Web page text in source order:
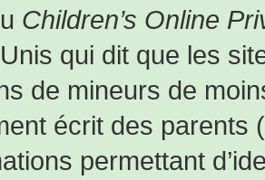
Children’s Online
qui dit que les
de mineurs de
écrit des parents
permettant